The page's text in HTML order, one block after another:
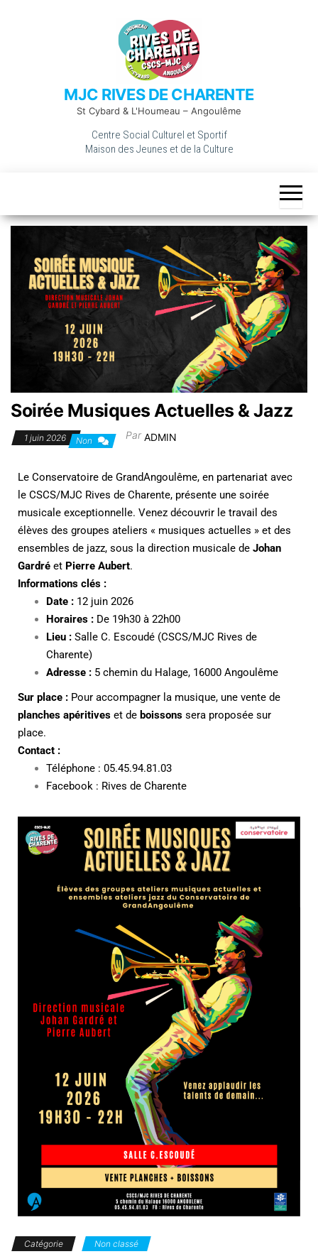
MJC RIVES DE CHARENTE
St Cybard & L'Houmeau – Angoulême
Centre Social Culturel et Sportif
Maison des Jeunes et de la Culture
Soirée Musiques Actuelles & Jazz
1 juin 2026 Non Par ADMIN
Le Conservatoire de GrandAngoulême, en partenariat avec
le CSCS/MJC Rives de Charente, présente une soirée
musicale exceptionnelle. Venez découvrir le travail des
élèves des groupes ateliers « musiques actuelles » et des
ensembles de jazz, sous la direction musicale de Johan
Gardré et Pierre Aubert.
Informations clés :
Date : 12 juin 2026
Horaires : De 19h30 à 22h00
Lieu : Salle C. Escoudé (CSCS/MJC Rives de
Charente)
Adresse : 5 chemin du Halage, 16000 Angoulême
Sur place : Pour accompagner la musique, une vente de
planches apéritives et de boissons sera proposée sur
place.
Contact :
Téléphone : 05.45.94.81.03
Facebook : Rives de Charente
Catégorie Non classé